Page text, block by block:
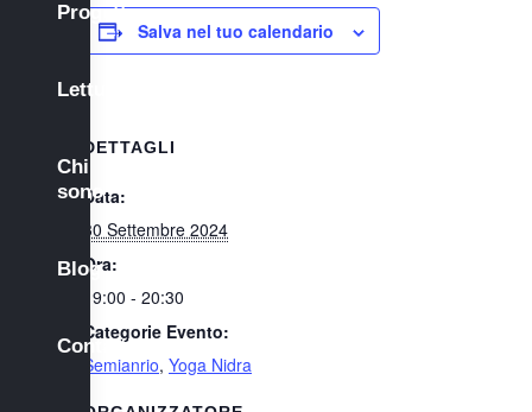
Progetti
Letture
Chi
sono
Blog
Contatti
Salva nel tuo calendario
DETTAGLI
Data:
30 Settembre 2024
Ora:
19:00 - 20:30
Categorie Evento:
Semianrio, Yoga Nidra